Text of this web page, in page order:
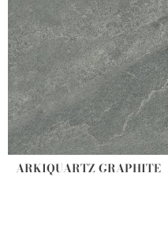
ARKIQUARTZ GRAPHITE